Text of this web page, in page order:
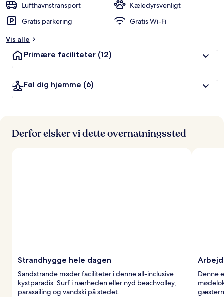
Lufthavnstransport
Kæledyrsvenligt
Gratis parkering
Gratis Wi-Fi
Vis alle
Primære faciliteter (12)
Føl dig hjemme (6)
Derfor elsker vi dette overnatningssted
Strandhygge hele dagen
Sandstrande møder faciliteter i denne all-inclusive
kystparadis. Surf i nærheden eller nyd beachvolley,
parasailing og vandski på stedet.
Denne